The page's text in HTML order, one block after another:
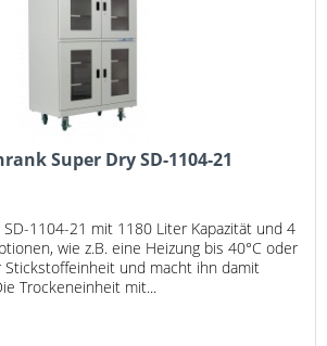
Super Dry SD-1104-21
1104-21 mit 1180 Liter Kapazität und 4
wie z.B. eine Heizung bis 40°C oder
Stickstoffeinheit und macht ihn damit
Trockeneinheit mit...